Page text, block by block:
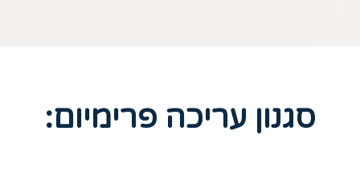
סגנון עריכה פרימיום: